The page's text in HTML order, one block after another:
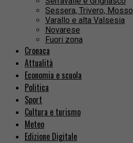
Sessera, Trivero, Mosso
Varallo e alta Valsesia
Novarese
Fuori zona
Cronaca
Attualità
Economia e scuola
Politica
Sport
Cultura e turismo
Meteo
Edizione Digitale